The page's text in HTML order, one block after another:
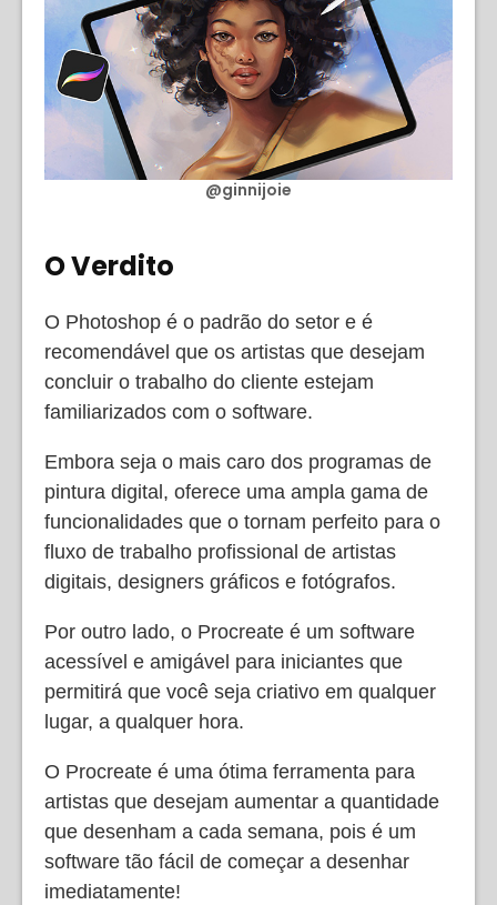
@ginnijoie
O Verdito
O Photoshop é o padrão do setor e é
recomendável que os artistas que desejam
concluir o trabalho do cliente estejam
familiarizados com o software.
Embora seja o mais caro dos programas de
pintura digital, oferece uma ampla gama de
funcionalidades que o tornam perfeito para o
fluxo de trabalho profissional de artistas
digitais, designers gráficos e fotógrafos.
Por outro lado, o Procreate é um software
acessível e amigável para iniciantes que
permitirá que você seja criativo em qualquer
lugar, a qualquer hora.
O Procreate é uma ótima ferramenta para
artistas que desejam aumentar a quantidade
que desenham a cada semana, pois é um
software tão fácil de começar a desenhar
imediatamente!